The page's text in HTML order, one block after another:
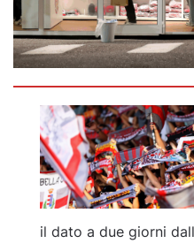
il dato a due giorni